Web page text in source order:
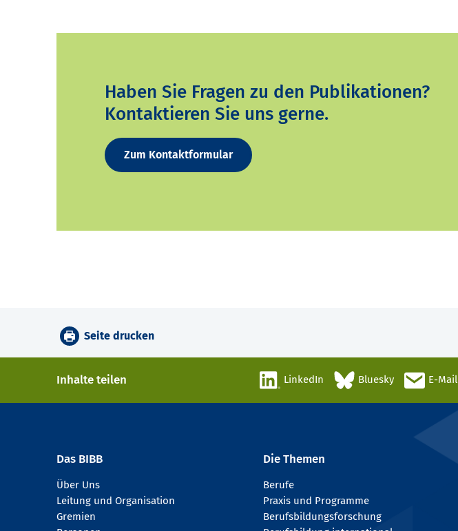
Haben Sie Fragen zu den Publikationen?
Kontaktieren Sie uns gerne.
Zum Kontaktformular
Seite drucken
Inhalte teilen LinkedIn Bluesky E-Mail
Das BIBB
Über Uns
Leitung und Organisation
Gremien
Die Themen
Berufe
Praxis und Programme
Berufsbildungsforschung